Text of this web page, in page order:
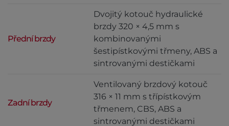
Přední brzdy
Dvojitý kotouč hydraulické
brzdy 320 × 4,5 mm s
kombinovanými
šestipístkovými třmeny, ABS a
sintrovanými destičkami
Zadní brzdy
Ventilovaný brzdový kotouč
316 × 11 mm s třípístkovým
třmenem, CBS, ABS a
sintrovanými destičkami